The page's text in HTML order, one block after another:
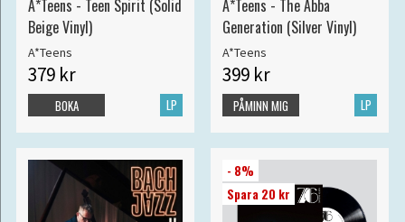
A*Teens - Teen Spirit (Solid
Beige Vinyl)
A*Teens
379 kr
LP
BOKA
A*Teens - The Abba
Generation (Silver Vinyl)
A*Teens
399 kr
LP
PÅMINN MIG
- 8%
Spara 20 kr